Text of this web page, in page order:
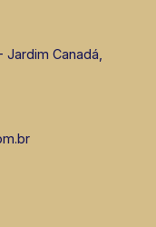
Jardim Canadá,